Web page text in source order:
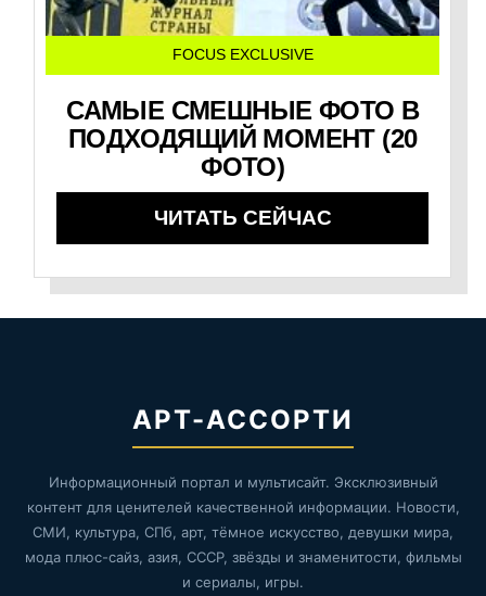
FOCUS EXCLUSIVE
САМЫЕ СМЕШНЫЕ ФОТО В
ПОДХОДЯЩИЙ МОМЕНТ (20
ФОТО)
ЧИТАТЬ СЕЙЧАС
АРТ-АССОРТИ
Информационный портал и мультисайт. Эксклюзивный
контент для ценителей качественной информации. Новости,
СМИ, культура, СПб, арт, тёмное искусство, девушки мира,
мода плюс-сайз, азия, СССР, звёзды и знаменитости, фильмы
и сериалы, игры.